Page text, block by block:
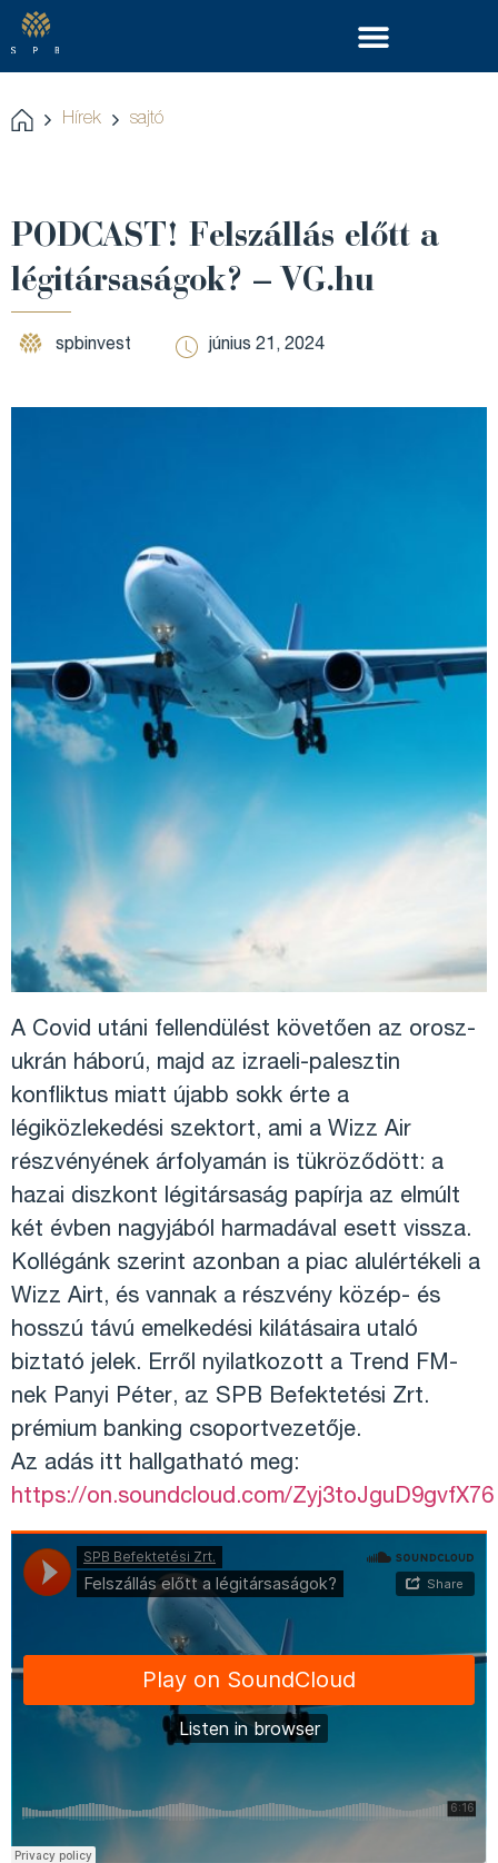
Hírek sajtó
PODCAST! Felszállás előtt a
légitársaságok? – VG.hu
spbinvest június 21, 2024
A Covid utáni fellendülést követően az orosz-
ukrán háború, majd az izraeli-palesztin
konfliktus miatt újabb sokk érte a
légiközlekedési szektort, ami a Wizz Air
részvényének árfolyamán is tükröződött: a
hazai diszkont légitársaság papírja az elmúlt
két évben nagyjából harmadával esett vissza.
Kollégánk szerint azonban a piac alulértékeli a
Wizz Airt, és vannak a részvény közép- és
hosszú távú emelkedési kilátásaira utaló
biztató jelek. Erről nyilatkozott a Trend FM-
nek Panyi Péter, az SPB Befektetési Zrt.
prémium banking csoportvezetője.
Az adás itt hallgatható meg:
https://on.soundcloud.com/Zyj3toJguD9gvfX76